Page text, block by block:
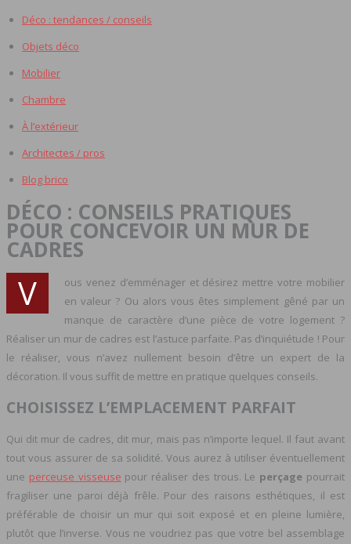
Déco : tendances / conseils
Objets déco
Mobilier
Chambre
À l’extérieur
Architectes / pros
Blog brico
DÉCO : CONSEILS PRATIQUES
POUR CONCEVOIR UN MUR DE
CADRES
V
ous venez d’emménager et désirez mettre votre mobilier
en valeur ? Ou alors vous êtes simplement gêné par un
manque de caractère d’une pièce de votre logement ?
Réaliser un mur de cadres est l’astuce parfaite. Pas d’inquiétude ! Pour
le réaliser, vous n’avez nullement besoin d’être un expert de la
décoration. Il vous suffit de mettre en pratique quelques conseils.
CHOISISSEZ L’EMPLACEMENT PARFAIT
Qui dit mur de cadres, dit mur, mais pas n’importe lequel. Il faut avant
tout vous assurer de sa solidité. Vous aurez à utiliser éventuellement
une perceuse visseuse pour réaliser des trous. Le perçage pourrait
fragiliser une paroi déjà frêle. Pour des raisons esthétiques, il est
préférable de choisir un mur qui soit exposé et en pleine lumière,
plutôt que l’inverse. Vous ne voudriez pas que votre bel assemblage